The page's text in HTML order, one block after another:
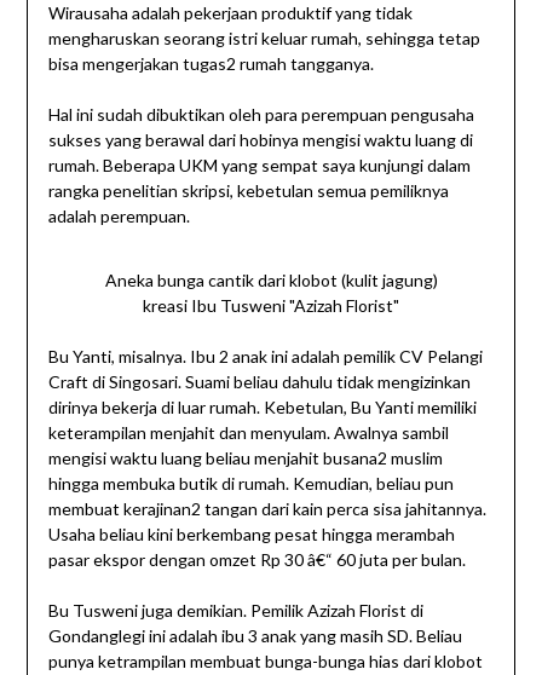
Wirausaha adalah pekerjaan produktif yang tidak
mengharuskan seorang istri keluar rumah, sehingga tetap
bisa mengerjakan tugas2 rumah tangganya.
Hal ini sudah dibuktikan oleh para perempuan pengusaha
sukses yang berawal dari hobinya mengisi waktu luang di
rumah. Beberapa UKM yang sempat saya kunjungi dalam
rangka penelitian skripsi, kebetulan semua pemiliknya
adalah perempuan.
Aneka bunga cantik dari klobot (kulit jagung)
kreasi Ibu Tusweni "Azizah Florist"
Bu Yanti, misalnya. Ibu 2 anak ini adalah pemilik CV Pelangi
Craft di Singosari. Suami beliau dahulu tidak mengizinkan
dirinya bekerja di luar rumah. Kebetulan, Bu Yanti memiliki
keterampilan menjahit dan menyulam. Awalnya sambil
mengisi waktu luang beliau menjahit busana2 muslim
hingga membuka butik di rumah. Kemudian, beliau pun
membuat kerajinan2 tangan dari kain perca sisa jahitannya.
Usaha beliau kini berkembang pesat hingga merambah
pasar ekspor dengan omzet Rp 30 â€“ 60 juta per bulan.
Bu Tusweni juga demikian. Pemilik Azizah Florist di
Gondanglegi ini adalah ibu 3 anak yang masih SD. Beliau
punya ketrampilan membuat bunga-bunga hias dari klobot